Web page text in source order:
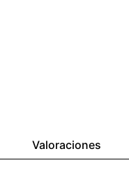
Valoraciones